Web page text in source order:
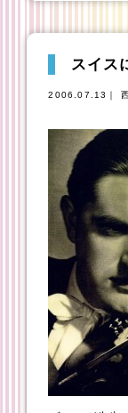
スイス
2006.07.13｜